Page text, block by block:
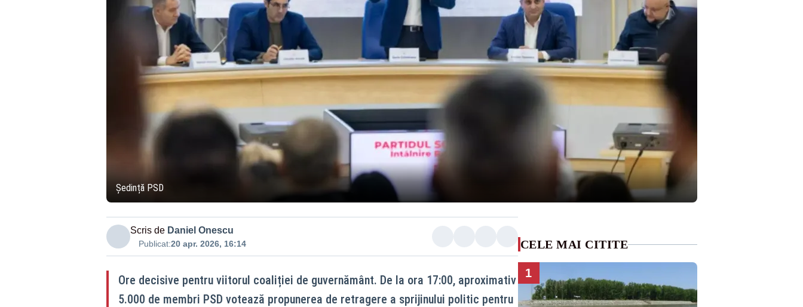
Ședință PSD
Scris de Daniel Onescu
Publicat:20 apr. 2026, 16:14
Ore decisive pentru viitorul coaliției de guvernământ. De la ora 17:00, aproximativ
5.000 de membri PSD votează propunerea de retragere a sprijinului politic pentru
CELE MAI CITITE
1